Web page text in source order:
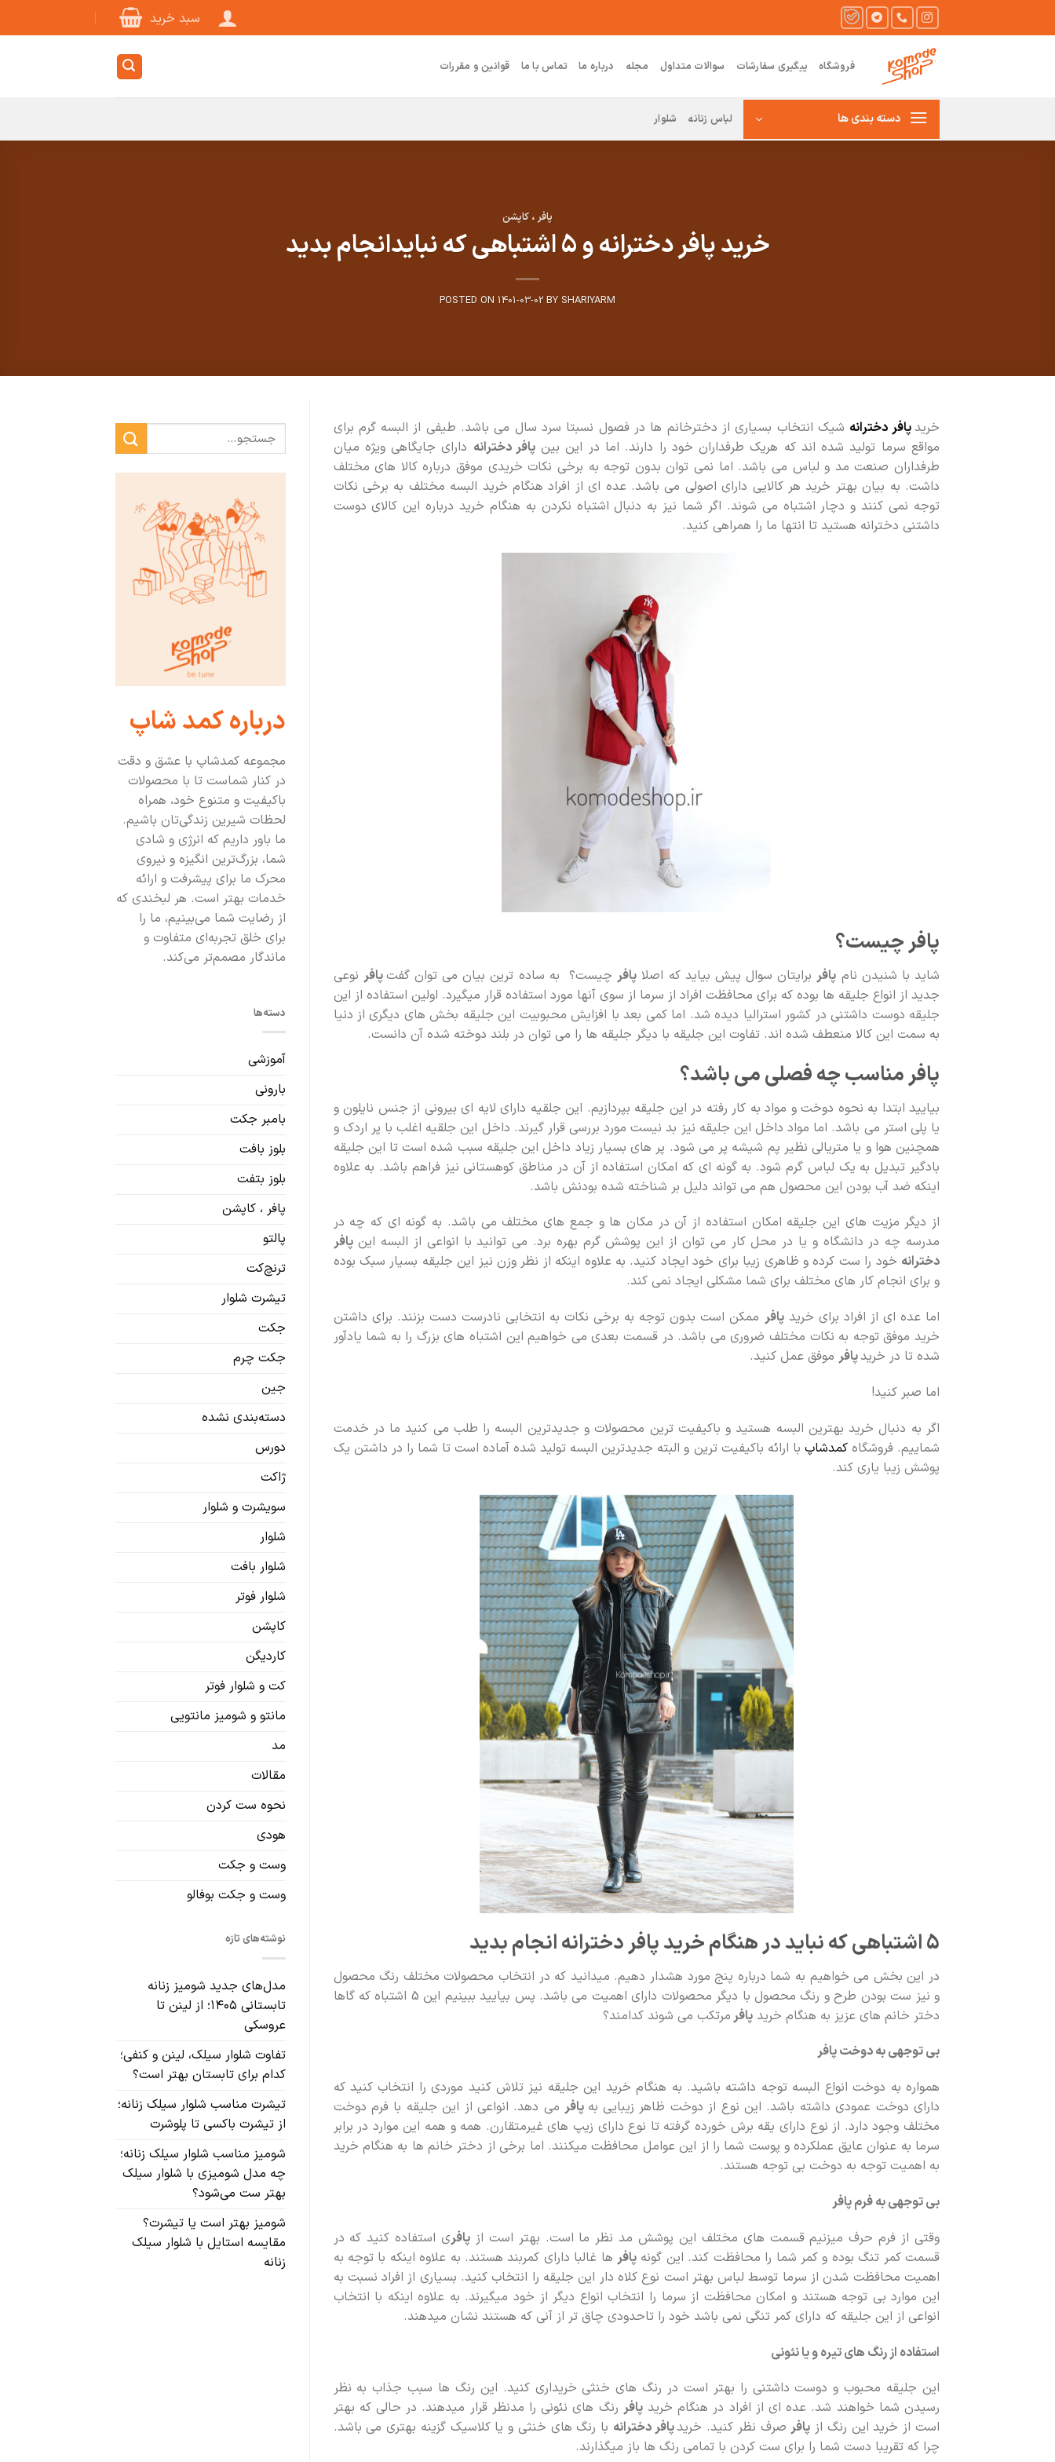
سبد خرید
فروشگاه پیگیری سفارشات سوالات متداول مجله درباره ما تماس با ما قوانین و مقررات
دسته بندی ها لباس زنانه شلوار
پافر ، کاپشن
خرید پافر دخترانه و 5 اشتباهی که نبایدانجام بدید
POSTED ON 1401-03-02 BY SHARIYARM
خریدپافر دخترانه شیک انتخاب بسیاری از دخترخانم ها در فصول نسبتا سرد سال می باشد. طیفی از البسه گرم برای
مواقع سرما تولید شده اند که هریک طرفداران خود را دارند. اما در این بینپافر دخترانه دارای جایگاهی ویژه میان
طرفداران صنعت مد و لباس می باشد. اما نمی توان بدون توجه به برخی نکات خریدی موفق درباره کالا های مختلف
داشت. به بیان بهتر خرید هر کالایی دارای اصولی می باشد. عده ای از افراد هنگام خرید البسه مختلف به برخی نکات
توجه نمی کنند و دچار اشتباه می شوند. اگر شما نیز به دنبال اشتباه نکردن به هنگام خرید درباره این کالای دوست
داشتنی دخترانه هستید تا انتها ما را همراهی کنید.
پافر چیست؟
شاید با شنیدن نام پافربرایتان سوال پیش بیاید که اصلا پافرچیست؟ به ساده ترین بیان می توان گفتپافر نوعی
جدید از انواع جلیقه ها بوده که برای محافظت افراد از سرما از سوی آنها مورد استفاده قرار میگیرد. اولین استفاده از این
جلیقه دوست داشتنی در کشور استرالیا دیده شد. اما کمی بعد با افزایش محبوبیت این جلیقه بخش های دیگری از دنیا
به سمت این کالا منعطف شده اند. تفاوت این جلیقه با دیگر جلیقه ها را می توان در بلند دوخته شده آن دانست.
پافر مناسب چه فصلی می باشد؟
بیایید ابتدا به نحوه دوخت و مواد به کار رفته در این جلیقه بپردازیم. این جلقیه دارای لایه ای بیرونی از جنس نایلون و
یا پلی استر می باشد. اما مواد داخل این جلیقه نیز بد نیست مورد بررسی قرار گیرند. داخل این جلقیه اغلب با پر اردک و
همچنین هوا و یا متریالی نظیر پم شیشه پر می شود. پر های بسیار زیاد داخل این جلیقه سبب شده است تا این جلیقه
بادگیر تبدیل به یک لباس گرم شود. به گونه ای که امکان استفاده از آن در مناطق کوهستانی نیز فراهم باشد. به علاوه
اینکه ضد آب بودن این محصول هم می تواند دلیل بر شناخته شده بودنش باشد.
از دیگر مزیت های این جلیقه امکان استفاده از آن در مکان ها و جمع های مختلف می باشد. به گونه ای که چه در
مدرسه چه در دانشگاه و یا در محل کار می توان از این پوشش گرم بهره برد. می توانید با انواعی از البسه اینپافر
دخترانه خود را ست کرده و ظاهری زیبا برای خود ایجاد کنید. به علاوه اینکه از نظر وزن نیز این جلیقه بسیار سبک بوده
و برای انجام کار های مختلف برای شما مشکلی ایجاد نمی کند.
اما عده ای از افراد برای خریدپافر ممکن است بدون توجه به برخی نکات به انتخابی نادرست دست بزنند. برای داشتن
خرید موفق توجه به نکات مختلف ضروری می باشد. در قسمت بعدی می خواهیم این اشتباه های بزرگ را به شما یادآور
شده تا در خریدپافر موفق عمل کنید.
اما صبر کنید!
اگر به دنبال خرید بهترین البسه هستید و باکیفیت ترین محصولات و جدیدترین البسه را طلب می کنید ما در خدمت
شماییم. فروشگاهکمدشاپ با ارائه باکیفیت ترین و البته جدیدترین البسه تولید شده آماده است تا شما را در داشتن یک
پوشش زیبا یاری کند.
5 اشتباهی که نباید در هنگام خرید پافر دخترانهانجام بدید
در این بخش می خواهیم به شما درباره پنج مورد هشدار دهیم. میدانید که در انتخاب محصولات مختلف رنگ محصول
و نیز ست بودن طرح و رنگ محصول با دیگر محصولات دارای اهمیت می باشد. پس بیایید ببینیم این 5 اشتباه که گاها
دختر خانم های عزیز به هنگام خرید پافر مرتکب می شوند کدامند؟
بی توجهی به دوخت پافر
همواره به دوخت انواع البسه توجه داشته باشید. به هنگام خرید این جلیقه نیز تلاش کنید موردی را انتخاب کنید که
دارای دوخت عمودی داشته باشد. این نوع از دوخت ظاهر زیبایی به پافرمی دهد. انواعی از این جلیقه با فرم دوخت
مختلف وجود دارد. از نوع دارای یقه برش خورده گرفته تا نوع دارای زیپ های غیرمتقارن. همه و همه این موارد در برابر
سرما به عنوان عایق عملکرده و پوست شما را از این عوامل محافظت میکنند. اما برخی از دختر خانم ها به هنگام خرید
به اهمیت توجه به دوخت بی توجه هستند.
بی توجهی به فرم پافر
وقتی از فرم حرف میزنیم قسمت های مختلف این پوشش مد نظر ما است. بهتر است از پافری استفاده کنید که در
قسمت کمر تنگ بوده و کمر شما را محافظت کند. این گونه پافر ها غالبا دارای کمربند هستند. به علاوه اینکه با توجه به
اهمیت محافظت شدن از سرما توسط لباس بهتر است نوع کلاه دار این جلیقه را انتخاب کنید. بسیاری از افراد نسبت به
این موارد بی توجه هستند و امکان محافظت از سرما را انتخاب انواع دیگر از خود میگیرند. به علاوه اینکه با انتخاب
انواعی از این جلیقه که دارای کمر تنگی نمی باشد خود را تاحدودی چاق تر از آنی که هستند نشان میدهند.
استفاده از رنگ های تیره و یا نئونی
این جلیقه محبوب و دوست داشتنی را بهتر است در رنگ های خنثی خریداری کنید. این رنگ ها سبب جذاب به نظر
رسیدن شما خواهند شد. عده ای از افراد در هنگام خریدپافر رنگ های نئونی را مدنظر قرار میدهند. در حالی که بهتر
است از خرید این رنگ از پافرصرف نظر کنید. خریدپافر دخترانه با رنگ های خنثی و یا کلاسیک گزینه بهتری می باشد.
چرا که تقریبا دست شما را برای ست کردن با تمامی رنگ ها باز میگذارند.
درباره کمد شاپ
مجموعه کمدشاپ با عشق و دقت
در کنار شماست تا با محصولات
باکیفیت و متنوع خود، همراه
لحظات شیرین زندگی‌تان باشیم.
ما باور داریم که انرژی و شادی
شما، بزرگ‌ترین انگیزه و نیروی
محرک ما برای پیشرفت و ارائه
خدمات بهتر است. هر لبخندی که
از رضایت شما می‌بینیم، ما را
برای خلق تجربه‌ای متفاوت و
ماندگار مصمم‌تر می‌کند.
دسته‌ها
آموزشی
بارونی
بامبر جکت
بلوز بافت
بلوز بتفت
پافر ، کاپشن
پالتو
ترنچ‌کت
تیشرت شلوار
جکت
جکت چرم
جین
دسته‌بندی نشده
دورس
ژاکت
سویشرت‌ و شلوار
شلوار
شلوار بافت
شلوار فوتر
کاپشن
کاردیگن‌
کت و شلوار فوتر
مانتو و شومیز مانتویی
مد
مقالات
نحوه ست کردن
هودی
وست و جکت
وست و جکت بوفالو
نوشته‌های تازه
مدل‌های جدید شومیز زنانه
تابستانی ۱۴۰۵؛ از لینن تا
عروسکی
تفاوت شلوار سیلک، لینن و کنفی؛
کدام برای تابستان بهتر است؟
تیشرت مناسب شلوار سیلک زنانه؛
از تیشرت باکسی تا پلوشرت
شومیز مناسب شلوار سیلک زنانه؛
چه مدل شومیزی با شلوار سیلک
بهتر ست می‌شود؟
شومیز بهتر است یا تیشرت؟
مقایسه استایل با شلوار سیلک
زنانه